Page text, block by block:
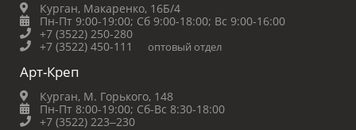
Курган, Макаренко, 16Б/4
Пн-Пт 9:00-19:00; Сб 9:00-18:00; Вс 9:00-16:00
+7 (3522) 250-280
+7 (3522) 450-111
оптовый отдел
Арт-Креп
Курган, М. Горького, 148
Пн-Пт 8:00-19:00; Сб-Вс 8:30-18:00
+7 (3522) 223‒230